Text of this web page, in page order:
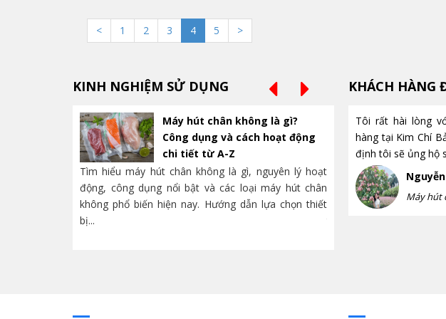
< 1 2 3 4 5 >
KINH NGHIỆM SỬ DỤNG
Máy hút chân không là gì?
Công dụng và cách hoạt động
chi tiết từ A-Z
Tìm hiểu máy hút chân không là gì, nguyên lý hoạt
động, công dụng nổi bật và các loại máy hút chân
không phổ biến hiện nay. Hướng dẫn lựa chọn thiết
bị...
Tời
nặng
cần
Tời
nặng không? Tìm hiểu
điểm, ứng dụng, cách
KHÁCH HÀNG
Tôi rất hài lòng
hàng tại Kim Chí
định tôi sẽ ủng hộ
Máy hút